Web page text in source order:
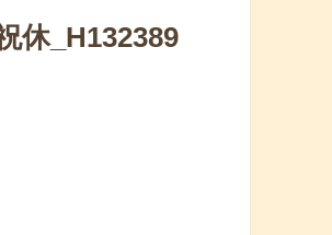
休_H132389